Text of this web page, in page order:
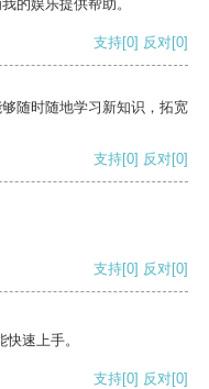
的娱乐提供帮助。
支持[0] 反对[0]
随时随地学习新知识，拓宽
支持[0] 反对[0]
支持[0] 反对[0]
速上手。
支持[0] 反对[0]